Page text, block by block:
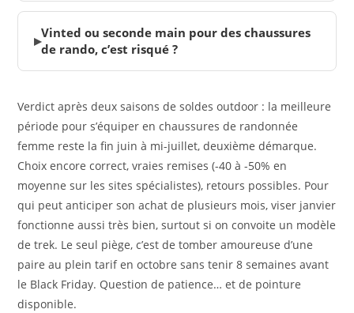
▸Vinted ou seconde main pour des chaussures
de rando, c’est risqué ?
Verdict après deux saisons de soldes outdoor : la meilleure
période pour s’équiper en chaussures de randonnée
femme reste la fin juin à mi-juillet, deuxième démarque.
Choix encore correct, vraies remises (-40 à -50% en
moyenne sur les sites spécialistes), retours possibles. Pour
qui peut anticiper son achat de plusieurs mois, viser janvier
fonctionne aussi très bien, surtout si on convoite un modèle
de trek. Le seul piège, c’est de tomber amoureuse d’une
paire au plein tarif en octobre sans tenir 8 semaines avant
le Black Friday. Question de patience… et de pointure
disponible.